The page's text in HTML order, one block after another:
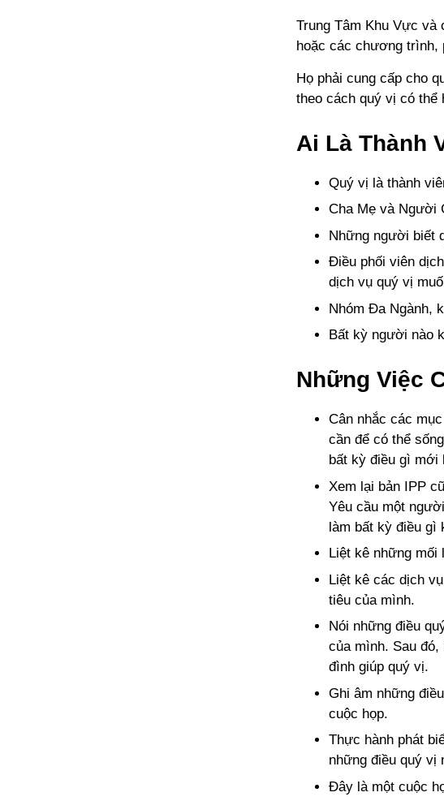
Trung Tâm Khu Vực và
hoặc các chương trình,
Họ phải cung cấp cho
theo cách quý vị có thể
Ai Là Thành
Quý vị là thành
Cha Mẹ và Người
Những người biết
Điều phối viên
dịch vụ quý vị
Nhóm Đa Ngành,
Bất kỳ người nào
Những Việc
Cân nhắc các
cần để có thể
bất kỳ điều gì mới
Xem lại bản IPP
Yêu cầu một
làm bất kỳ điều gì
Liệt kê những mối
Liệt kê các dịch
tiêu của mình.
Nói những điều
của mình. Sau
đình giúp quý vị.
Ghi âm những
cuộc họp.
Thực hành phát
những điều quý vị
Đây là một cuộc